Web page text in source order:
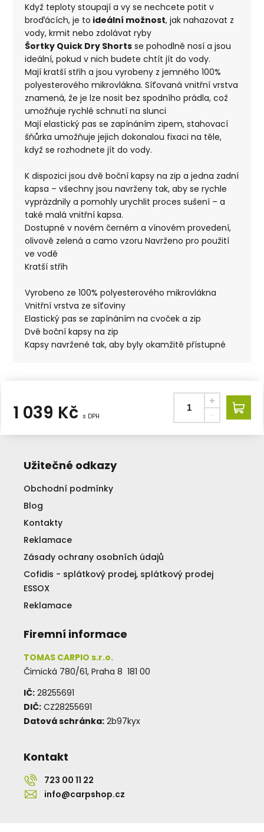
Když teploty stoupají a vy se nechcete potit v
broďácích, je to ideální možnost, jak nahazovat z
vody, krmit nebo zdolávat ryby
Šortky Quick Dry Shorts se pohodlně nosí a jsou
ideální, pokud v nich budete chtít jít do vody.
Mají kratší střih a jsou vyrobeny z jemného 100%
polyesterového mikrovlákna. Síťovaná vnitřní vrstva
znamená, že je lze nosit bez spodního prádla, což
umožňuje rychlé schnutí na slunci
Mají elastický pas se zapínáním zipem, stahovací
šňůrka umožňuje jejich dokonalou fixaci na těle,
když se rozhodnete jít do vody.
K dispozici jsou dvě boční kapsy na zip a jedna zadní
kapsa – všechny jsou navrženy tak, aby se rychle
vyprázdnily a pomohly urychlit proces sušení – a
také malá vnitřní kapsa.
Dostupné v novém černém a vínovém provedení,
olivově zelená a camo vzoru Navrženo pro použití
ve vodě
Kratší střih
Vyrobeno ze 100% polyesterového mikrovlákna
Vnitřní vrstva ze síťoviny
Elastický pas se zapínáním na cvoček a zip
Dvě boční kapsy na zip
Kapsy navržené tak, aby byly okamžitě přístupné
1 039 Kč s DPH
Užitečné odkazy
Obchodní podmínky
Blog
Kontakty
Reklamace
Zásady ochrany osobních údajů
Cofidis - splátkový prodej, splátkový prodej
ESSOX
Reklamace
Firemní informace
TOMAS CARPIO s.r.o.
Čimická 780/61, Praha 8 181 00
IČ: 28255691
DIČ: CZ28255691
Datová schránka: 2b97kyx
Kontakt
723 00 11 22
info@carpshop.cz